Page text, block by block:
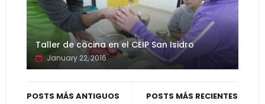
Taller de cocina en el CEIP San Isidro
January 22, 2016
POSTS MÁS RECIENTES
POSTS MÁS ANTIGUOS